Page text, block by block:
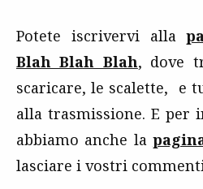
Potete iscrivervi alla
Blah Blah Blah, dove
scaricare, le scalette, e
alla trasmissione. E per
abbiamo anche la
lasciare i vostri